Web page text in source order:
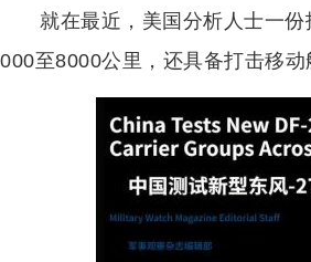
就在最近，美国分析人士一
000至8000公里，还具备打击移动